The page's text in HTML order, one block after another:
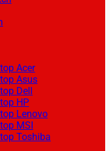
Acer
Asus
Dell
HP
Lenovo
MSI
Toshiba